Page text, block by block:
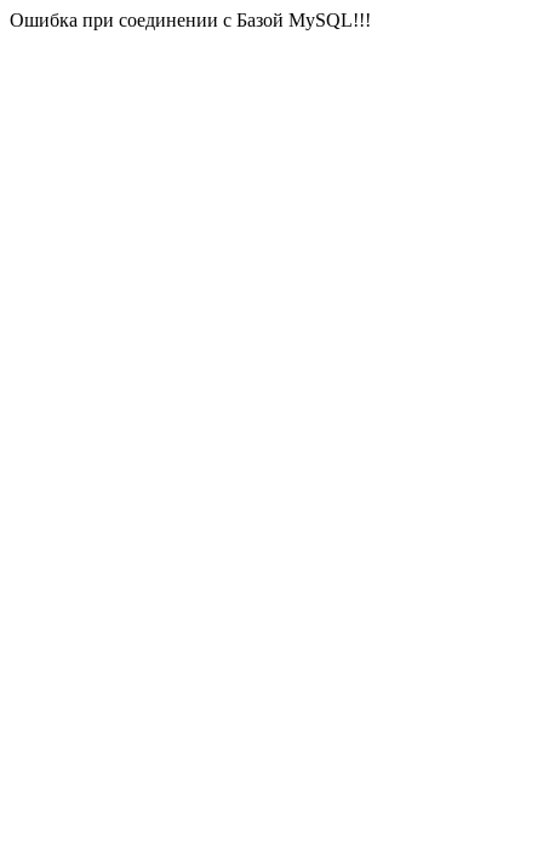
Ошибка при соединении с Базой MySQL!!!